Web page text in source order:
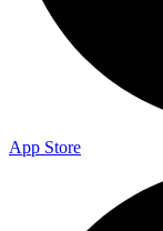
App Store